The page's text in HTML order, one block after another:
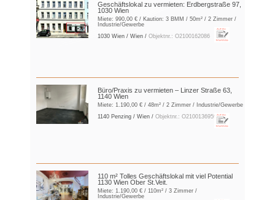
Geschäftslokal zu vermieten: Erdbergstraße 97,
1030 Wien
Miete: 990,00 € / Kaution: 3 BMM / 50m² / 2 Zimmer /
Industrie/Gewerbe
1030 Wien / Wien / Objektnr.: O2100162086
Büro/Praxis zu vermieten – Linzer Straße 63,
1140 Wien
Miete: 1.190,00 € / 48m² / 2 Zimmer / Industrie/Gewerbe
1140 Penzing / Wien / Objektnr.: O2100136959
110 m² Tolles Geschäftslokal mit viel Potential
1130 Wien Ober St.Veit.
Miete: 1.190,00 € / 110m² / 3 Zimmer /
Industrie/Gewerbe